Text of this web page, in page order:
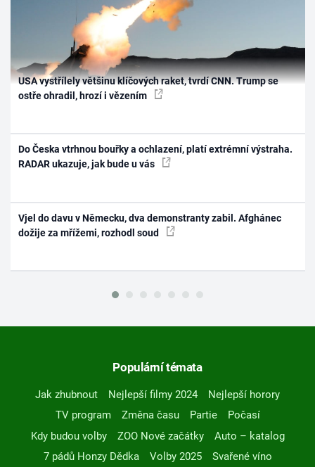
USA vystřílely většinu klíčových raket, tvrdí CNN. Trump se
ostře ohradil, hrozí i vězením
Do Česka vtrhnou bouřky a ochlazení, platí extrémní výstraha.
RADAR ukazuje, jak bude u vás
Vjel do davu v Německu, dva demonstranty zabil. Afghánec
dožije za mřížemi, rozhodl soud
Populární témata
Jak zhubnout Nejlepší filmy 2024
Nejlepší horory
TV program
Změna času Partie
Počasí
Kdy budou volby
ZOO Nové začátky
Auto – katalog
7 pádů Honzy Dědka
Volby 2025
Svařené víno